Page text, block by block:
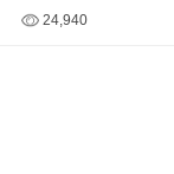
24,940